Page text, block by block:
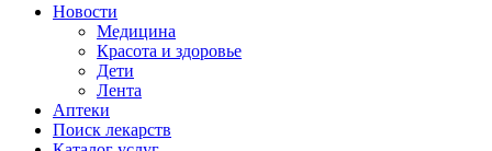
Новости
Медицина
Красота и здоровье
Дети
Лента
Аптеки
Поиск лекарств